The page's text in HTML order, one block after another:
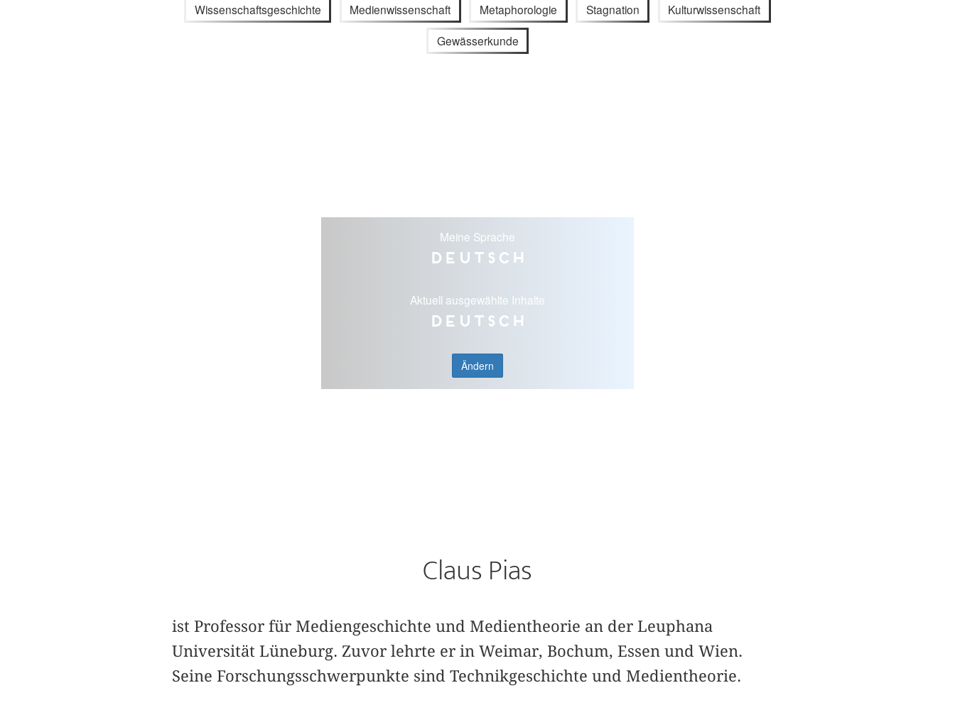
Wissenschaftsgeschichte Medienwissenschaft Metaphorologie Stagnation Kulturwissenschaft
Gewässerkunde
Meine Sprache
Deutsch
Aktuell ausgewählte Inhalte
Deutsch
Ändern
Claus Pias
ist Professor für Mediengeschichte und Medientheorie an der Leuphana
Universität Lüneburg. Zuvor lehrte er in Weimar, Bochum, Essen und Wien.
Seine Forschungsschwerpunkte sind Technikgeschichte und Medientheorie.